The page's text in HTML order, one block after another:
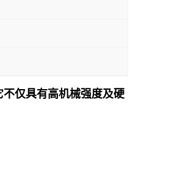
仅具有高机械强度及硬